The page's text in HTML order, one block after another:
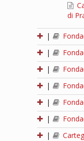
di
|
|
|
|
|
|
|